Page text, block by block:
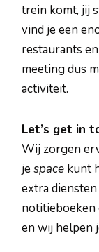
trein komt, jij
vind je een
restaurants
meeting dus
activiteit.
Let’s get in
Wij zorgen
jespace kunt
extra
notitieboeken
en wij helpen